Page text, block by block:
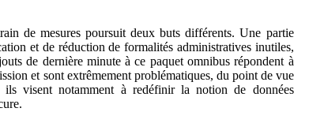
de mesures poursuit deux buts différents. Une partie
et de réduction de formalités administratives inutiles,
de dernière minute à ce paquet omnibus répondent à
et sont extrêmement problématiques, du point de vue
visent notamment à redéfinir la notion de données